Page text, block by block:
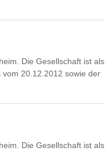
Die Gesellschaft ist als
20.12.2012 sowie der
Die Gesellschaft ist als